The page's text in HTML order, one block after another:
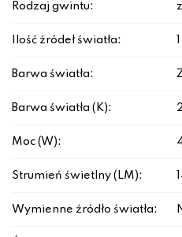
Rodzaj gwintu:
Ilość źródeł światła:
Barwa światła:
Barwa światła (K):
Moc (W):
Strumień świetlny (LM):
Wymienne źródło światła: